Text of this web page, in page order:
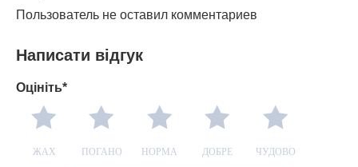
Пользователь не оставил комментариев
Написати відгук
Оцініть*
ЖАХ ПОГАНО НОРМА ДОБРЕ ЧУДОВО